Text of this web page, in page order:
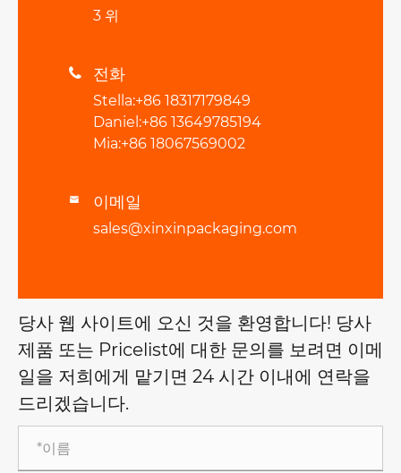
3 위
 전화
Stella:+86 18317179849
Daniel:+86 13649785194
Mia:+86 18067569002
 이메일
sales@xinxinpackaging.com
당사 웹 사이트에 오신 것을 환영합니다! 당사
제품 또는 Pricelist에 대한 문의를 보려면 이메
일을 저희에게 맡기면 24 시간 이내에 연락을
드리겠습니다.